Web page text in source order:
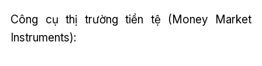
Công cụ thị trường tiền tệ (Money Market
Instruments):